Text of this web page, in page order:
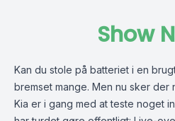
Show
Kan du stole på batteriet i en
bremset mange. Men nu sker
Kia er i gang med at teste noget